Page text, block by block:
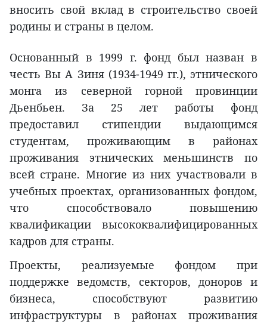
вносить свой вклад в строительство своей
родины и страны в целом.
Основанный в 1999 г. фонд был назван в
честь Вы А Зиня (1934-1949 гг.), этнического
монга из северной горной провинции
Дьенбьен. За 25 лет работы фонд
предоставил стипендии выдающимся
студентам, проживающим в районах
проживания этнических меньшинств по
всей стране. Многие из них участвовали в
учебных проектах, организованных фондом,
что способствовало повышению
квалификации высококвалифицированных
кадров для страны.
Проекты, реализуемые фондом при
поддержке ведомств, секторов, доноров и
бизнеса, способствуют развитию
инфраструктуры в районах проживания